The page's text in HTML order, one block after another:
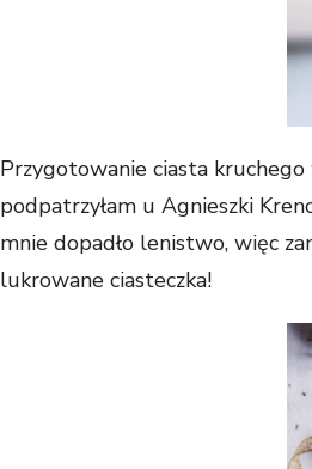
Przygotowanie ciasta kruchego
podpatrzyłam u Agnieszki
mnie dopadło lenistwo, więc
lukrowane ciasteczka!